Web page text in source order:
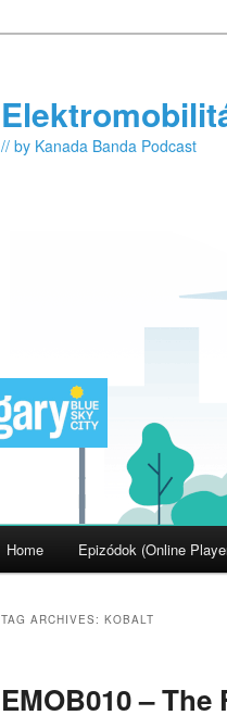
// by Kanada Banda Podcast
Home Epizódok (Online
TAG ARCHIVES: KOBALT
EMOB010 –